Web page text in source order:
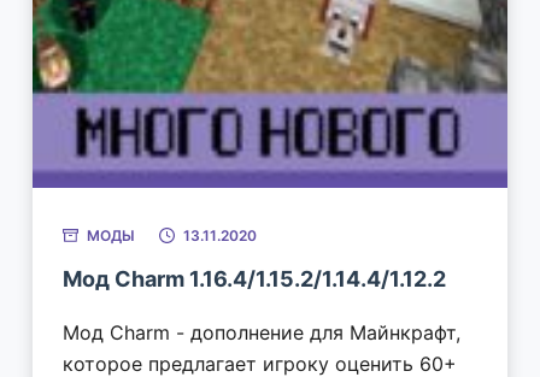
МОДЫ 13.11.2020
Мод Charm 1.16.4/1.15.2/1.14.4/1.12.2
Мод Charm - дополнение для Майнкрафт,
которое предлагает игроку оценить 60+